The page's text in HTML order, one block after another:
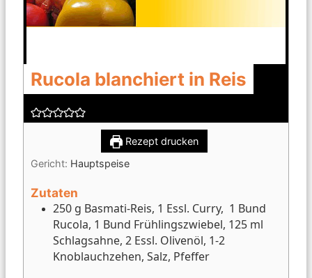
Rucola blanchiert in Reis
Rezept drucken
Gericht: Hauptspeise
Zutaten
250 g Basmati-Reis, 1 Essl. Curry, 1 Bund
Rucola, 1 Bund Frühlingszwiebel, 125 ml
Schlagsahne, 2 Essl. Olivenöl, 1-2
Knoblauchzehen, Salz, Pfeffer